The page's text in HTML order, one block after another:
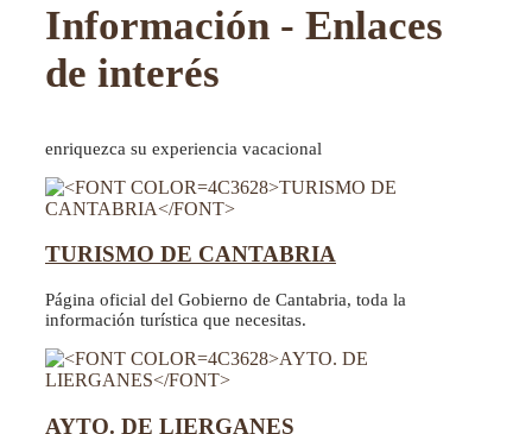
Información - Enlaces
de interés
enriquezca su experiencia vacacional
TURISMO DE CANTABRIA
Página oficial del Gobierno de Cantabria, toda la
información turística que necesitas.
AYTO. DE LIERGANES